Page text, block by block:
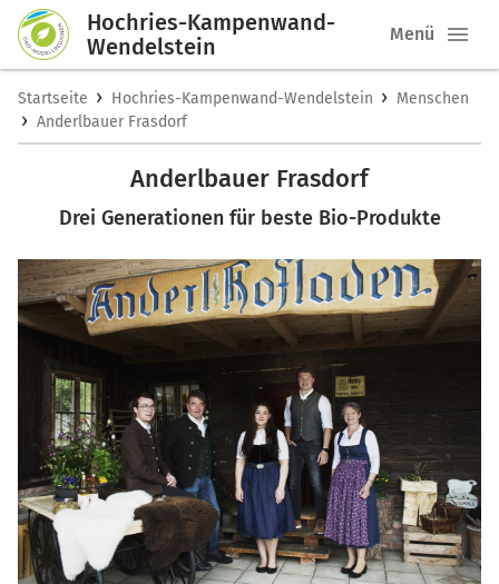
Hochries-Kampenwand-
Wendelstein
Menü
Startseite › Hochries-Kampenwand-Wendelstein › Menschen
› Anderlbauer Frasdorf
Anderlbauer Frasdorf
Drei Generationen für beste Bio-Produkte